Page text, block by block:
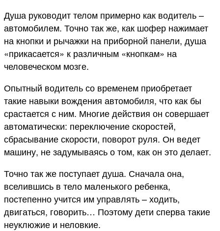
Душа руководит телом примерно как водитель –
автомобилем. Точно так же, как шофер нажимает
на кнопки и рычажки на приборной панели, душа
«прикасается» к различным «кнопкам» на
человеческом мозге.
Опытный водитель со временем приобретает
такие навыки вождения автомобиля, что как бы
срастается с ним. Многие действия он совершает
автоматически: переключение скоростей,
сбрасывание скорости, поворот руля. Он ведет
машину, не задумываясь о том, как он это делает.
Точно так же поступает душа. Сначала она,
вселившись в тело маленького ребенка,
постепенно учится им управлять – ходить,
двигаться, говорить… Поэтому дети сперва такие
неуклюжие и неловкие.